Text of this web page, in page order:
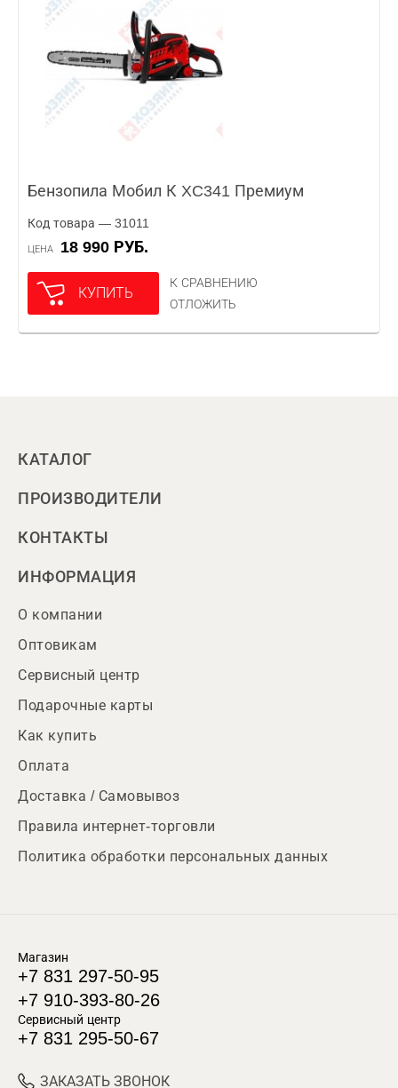
Бензопила Мобил К XC341 Премиум
Код товара — 31011
ЦЕНА 18 990 РУБ.
КУПИТЬ
К СРАВНЕНИЮ
ОТЛОЖИТЬ
КАТАЛОГ
ПРОИЗВОДИТЕЛИ
КОНТАКТЫ
ИНФОРМАЦИЯ
О компании
Оптовикам
Сервисный центр
Подарочные карты
Как купить
Оплата
Доставка / Самовывоз
Правила интернет-торговли
Политика обработки персональных данных
Магазин
+7 831 297-50-95
+7 910-393-80-26
Сервисный центр
+7 831 295-50-67
ЗАКАЗАТЬ ЗВОНОК